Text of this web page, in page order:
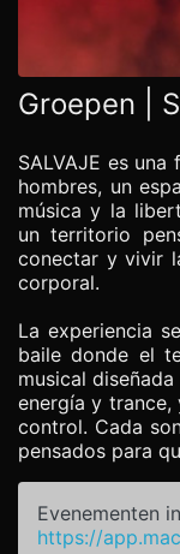
Groepen |
SALVAJE es
hombres, un
música y la
un territorio
conectar y vivir
corporal.
La experiencia
baile donde el
musical
energía y
control. Cada
pensados para
Evenementen